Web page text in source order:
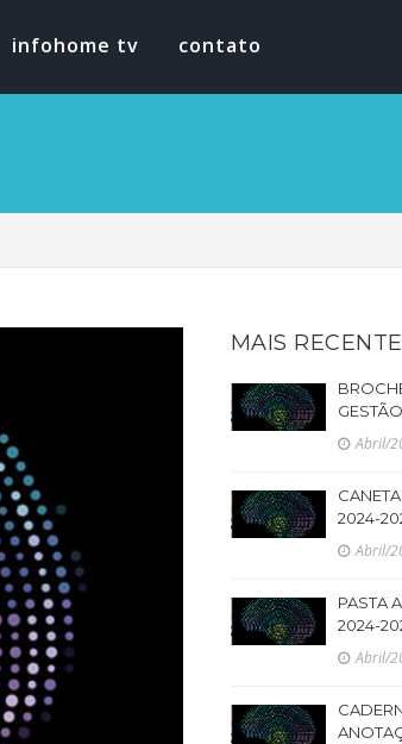
infohome tv contato
MAIS
Abril/
2024-
Abril/
PASTA
2024-
Abril/